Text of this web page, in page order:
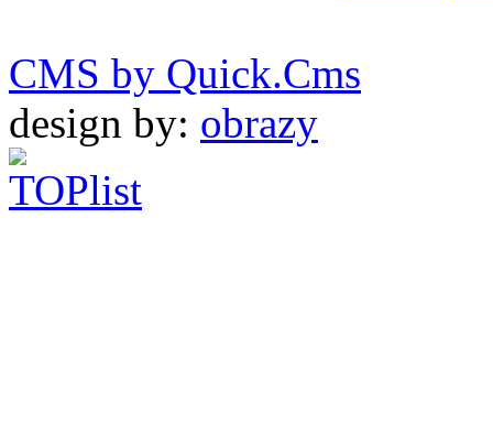
CMS by Quick.Cms
design by: obrazy